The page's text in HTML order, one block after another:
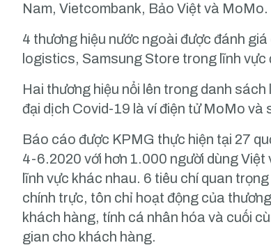
Nam, Vietcombank, Bảo Việt và MoMo.
4 thương hiệu nước ngoài được đánh
logistics, Samsung Store trong lĩnh
Hai thương hiệu nổi lên trong danh
đại dịch Covid-19 là ví điện tử MoMo và
Báo cáo được KPMG thực hiện tại 27
4-6.2020 với hơn 1.000 người dùng
lĩnh vực khác nhau. 6 tiêu chí quan
chính trực, tôn chỉ hoạt động của
khách hàng, tính cá nhân hóa và cuối
gian cho khách hàng.